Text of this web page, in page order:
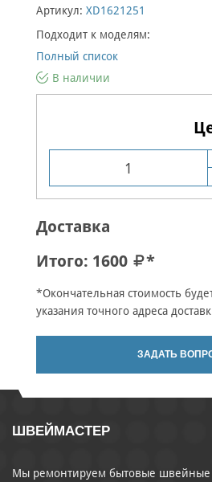
Артикул: XD1621251
Подходит к моделям:
Полный список
В наличии
Доставка
Итого: 1600 *
*Окончательная стоимость
указания точного адреса
ЗАДАТЬ
ШВЕЙМАСТЕР
Мы ремонтируем бытовые